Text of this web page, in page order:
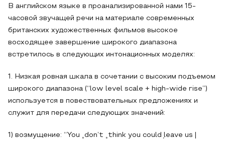
В английском языке в проанализированной нами 15-
часовой звучащей речи на материале современных
британских художественных фильмов высокое
восходящее завершение широкого диапазона
встретилось в следующих интонационных моделях:
1. Низкая ровная шкала в сочетании с высоким подъемом
широкого диапазона (“low level scale + high-wide rise”)
используется в повествовательных предложениях и
служит для передачи следующих значений:
1) возмущение: “You ˳don’t ˳think you could ̗leave us |